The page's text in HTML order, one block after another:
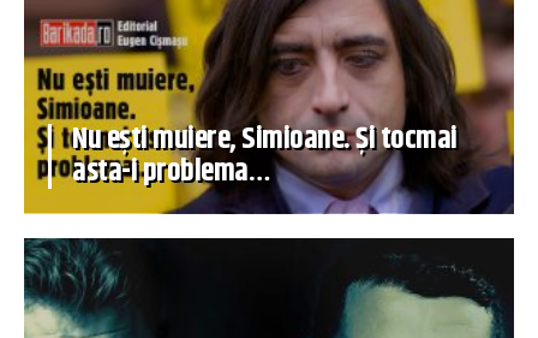
Nu ești muiere, Simioane. Și tocmai
asta-i problema…